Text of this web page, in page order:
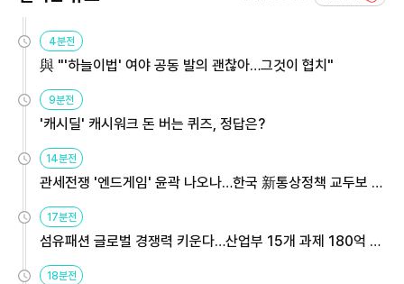
4분전
與 "'하늘이법' 여야 공동 발의 괜찮아…그것이 협치"
9분전
'캐시딜' 캐시워크 돈 버는 퀴즈, 정답은?
14분전
관세전쟁 '엔드게임' 윤곽 나오나…한국 新통상정책 교두보 활
용해야
17분전
섬유패션 글로벌 경쟁력 키운다…산업부 15개 과제 180억 지
원
18분전